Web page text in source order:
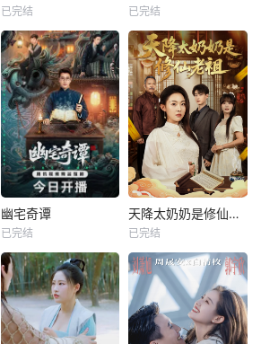
已完结 已完结
幽宅奇谭
已完结
天降太奶奶是修仙老祖
已完结